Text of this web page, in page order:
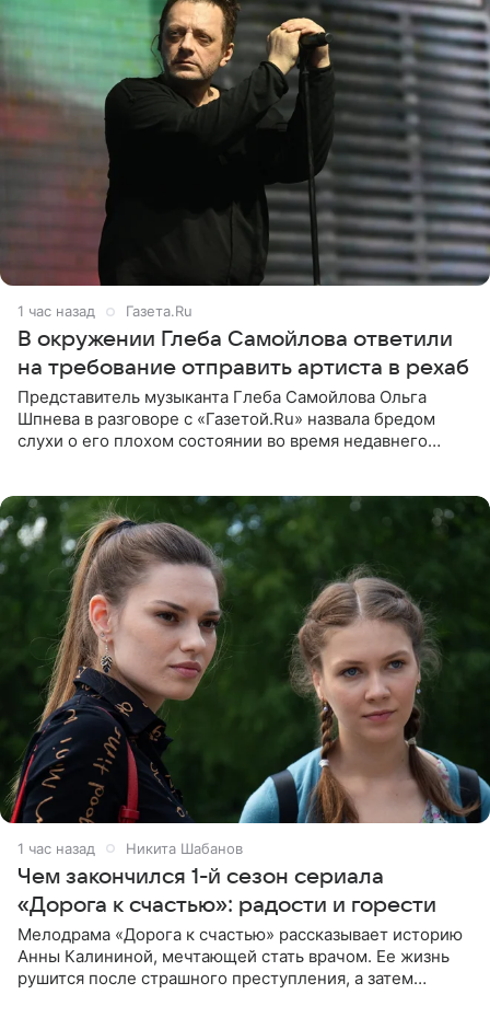
1 час назад Газета.Ru
В окружении Глеба Самойлова ответили
на требование отправить артиста в рехаб
Представитель музыканта Глеба Самойлова Ольга
Шпнева в разговоре с «Газетой.Ru» назвала бредом
слухи о его плохом состоянии во время недавнего
1 час назад Никита Шабанов
Чем закончился 1-й сезон сериала
«Дорога к счастью»: радости и горести
Мелодрама «Дорога к счастью» рассказывает историю
Анны Калининой, мечтающей стать врачом. Ее жизнь
рушится после страшного преступления, а затем